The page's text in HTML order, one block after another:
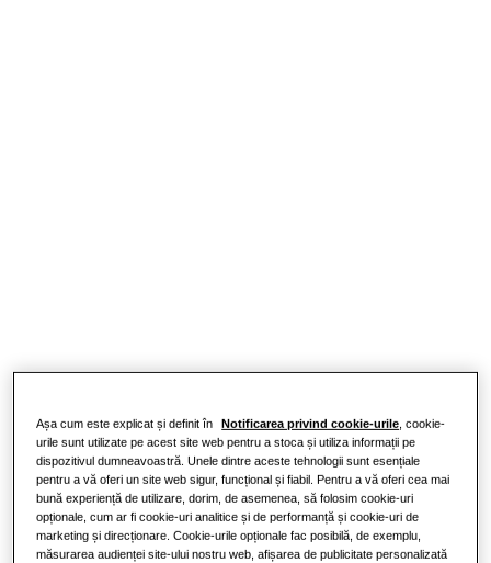
Ce este un aparat de aer condiționat
SOLUȚII COMERCIALE
Hoteluri
Spații comerciale
Soluții de aer condiționat
Telecomenzi
Produse Vedetă
Așa cum este explicat și definit în Notificarea privind cookie-urile, cookie-
urile sunt utilizate pe acest site web pentru a stoca și utiliza informații pe
dispozitivul dumneavoastră. Unele dintre aceste tehnologii sunt esențiale
pentru a vă oferi un site web sigur, funcțional și fiabil. Pentru a vă oferi cea mai
bună experiență de utilizare, dorim, de asemenea, să folosim cookie-uri
opționale, cum ar fi cookie-uri analitice și de performanță și cookie-uri de
marketing și direcționare. Cookie-urile opționale fac posibilă, de exemplu,
măsurarea audienței site-ului nostru web, afișarea de publicitate personalizată